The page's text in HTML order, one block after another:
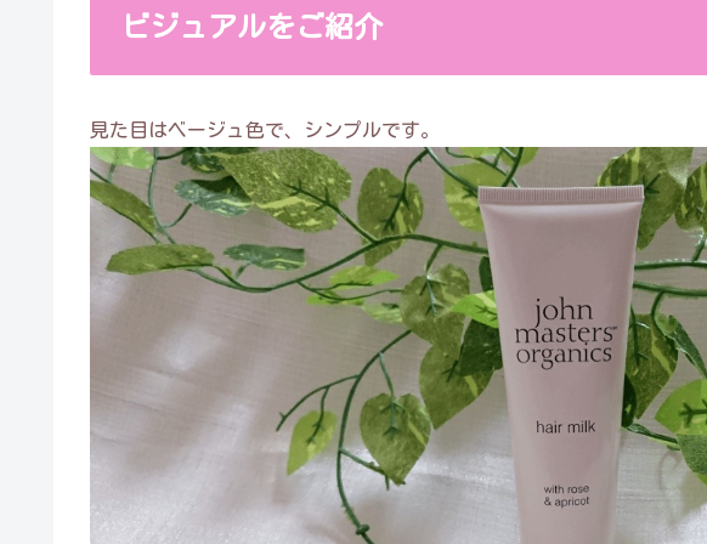
ビジュアルをご紹介
見た目はベージュ色で、シンプルです。